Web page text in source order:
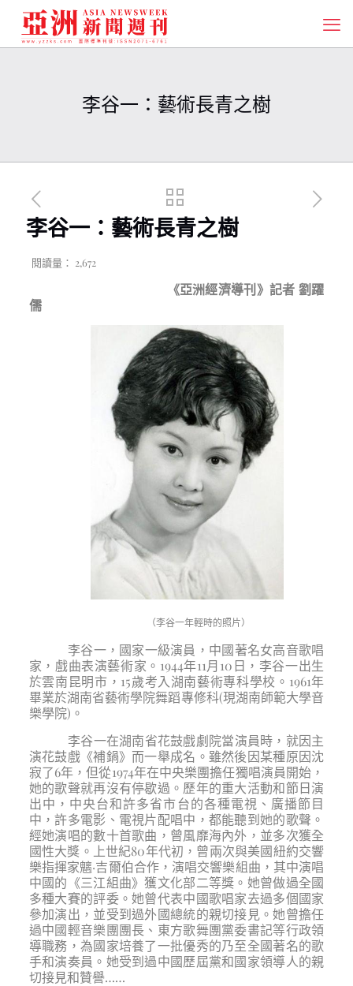
李谷一：藝術長青之樹
李谷一：藝術長青之樹
閱讀量： 2,672
《亞洲經濟導刊》記者 劉躍
儒
（李谷一年輕時的照片）
李谷一，國家一級演員，中國著名女高音歌唱
家，戲曲表演藝術家。1944年11月10日，李谷一出生
於雲南昆明市，15歲考入湖南藝術專科學校。1961年
畢業於湖南省藝術學院舞蹈專修科(現湖南師範大學音
樂學院)。
李谷一在湖南省花鼓戲劇院當演員時，就因主
演花鼓戲《補鍋》而一舉成名。雖然後因某種原因沈
寂了6年，但從1974年在中央樂團擔任獨唱演員開始，
她的歌聲就再沒有停歇過。歷年的重大活動和節日演
出中，中央台和許多省市台的各種電視、廣播節目
中，許多電影、電視片配唱中，都能聽到她的歌聲。
經她演唱的數十首歌曲，曾風靡海內外，並多次獲全
國性大獎。上世紀80年代初，曾兩次與美國紐約交響
樂指揮家魑·吉爾伯合作，演唱交響樂組曲，其中演唱
中國的《三江組曲》獲文化部二等獎。她曾做過全國
多種大賽的評委。她曾代表中國歌唱家去過多個國家
參加演出，並受到過外國總統的親切接見。她曾擔任
過中國輕音樂團團長、東方歌舞團黨委書記等行政領
導職務，為國家培養了一批優秀的乃至全國著名的歌
手和演奏員。她受到過中國歷屆黨和國家領導人的親
切接見和贊譽……